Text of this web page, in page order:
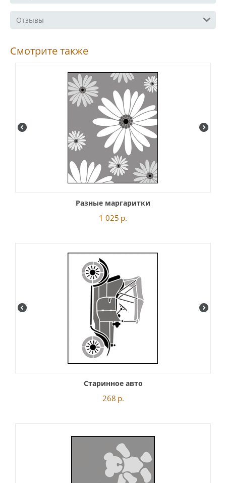
Отзывы
Смотрите также
Разные маргаритки
1 025 р.
Старинное авто
268 р.